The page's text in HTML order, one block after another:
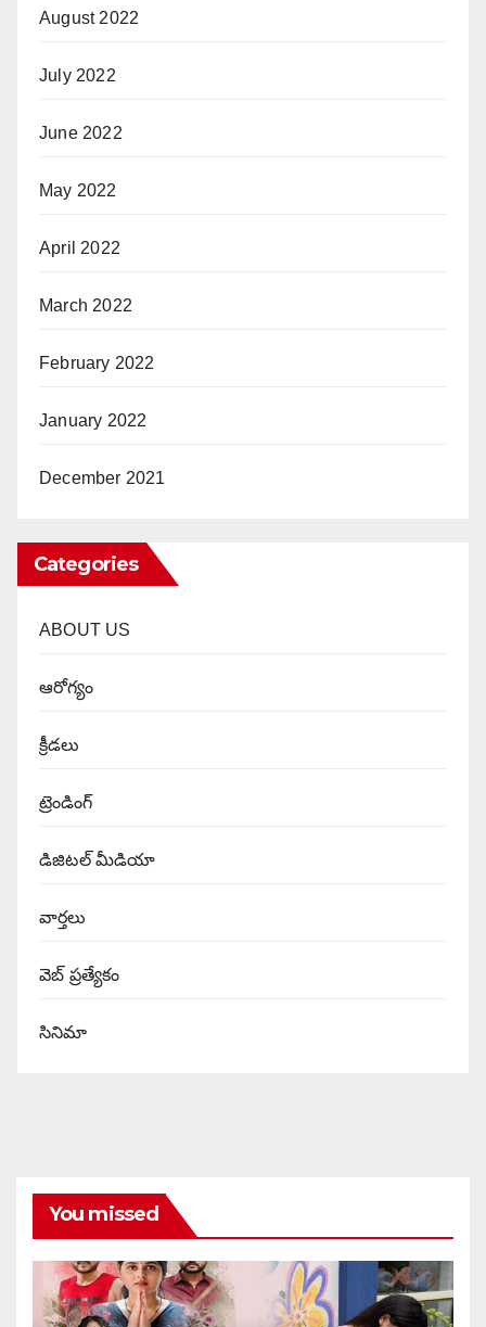
August 2022
July 2022
June 2022
May 2022
April 2022
March 2022
February 2022
January 2022
December 2021
Categories
ABOUT US
ఆరోగ్యం
క్రీడలు
ట్రెండింగ్
డిజిటల్ మీడియా
వార్త‌లు
వెబ్ ప్రత్యేకం
సినిమా
You missed